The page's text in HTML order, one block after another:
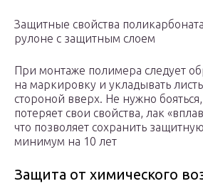
Защитные свойства
рулоне с защитным слоем
При монтаже полимера следует
на маркировку и укладывать
стороной вверх. Не нужно
потеряет свои свойства, лак
что позволяет сохранить
минимум на 10 лет
Защита от химического